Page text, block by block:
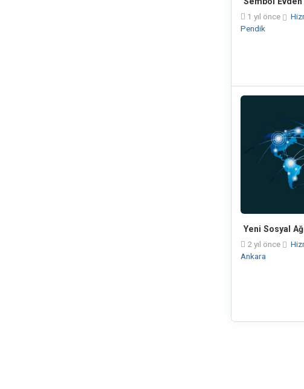
1 yıl önce
Pendik
Yeni Sosyal
2 yıl önce
Ankara